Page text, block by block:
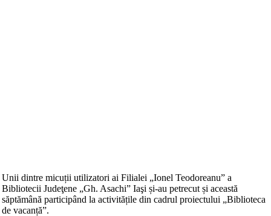
Unii dintre micuții utilizatori ai Filialei „Ionel Teodoreanu” a
Bibliotecii Judeţene „Gh. Asachi” Iaşi și-au petrecut și această
săptămână participând la activitățile din cadrul proiectului „Biblioteca
de vacanță”.